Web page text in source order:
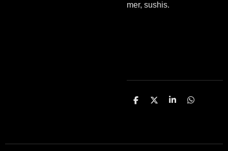
mer, sushis.
P
g
P
g
P
g
P
g